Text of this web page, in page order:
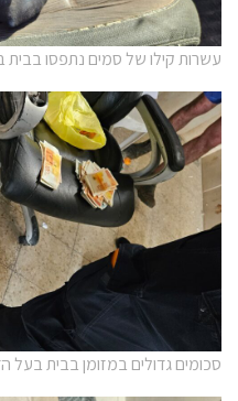
עשרות קילו של סמים נתפסו בבית
סכומים גדולים במזומן בבית בעל